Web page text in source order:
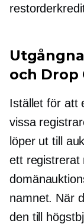
och Drop
Istället för att
vissa
löper ut till
ett registrerat
namnet. När
den till